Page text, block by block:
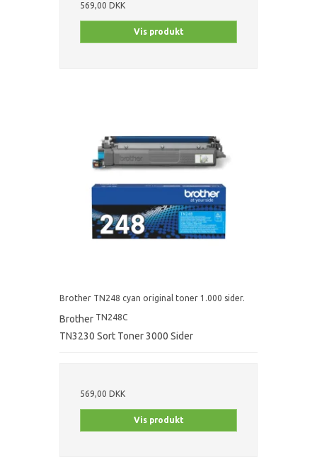
569,00 DKK
Vis produkt
Brother TN248 cyan original toner 1.000 sider.
Brother TN248C
TN3230 Sort Toner 3000 Sider
569,00 DKK
Vis produkt